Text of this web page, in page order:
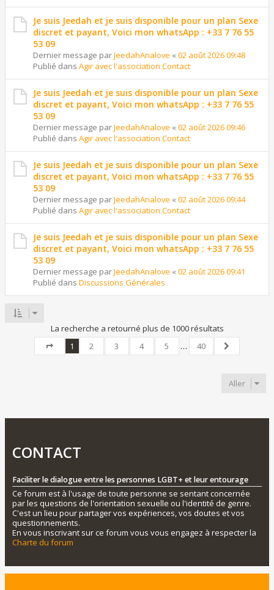
Je suis Jeedah et je suis disponible pour un plan Sexe
discret et payant, Voici mon whatsApp : +33 7 76 55
53 09
Dernier message parJeedahAnalove « 02 août 2026 09:48
Publié dans Agir avec l'association Contact
Je suis Jeedah et je suis disponible pour un plan Sexe
discret et payant, Voici mon whatsApp : +33 7 76 55
53 09
Dernier message parJeedahAnalove « 02 août 2026 09:46
Publié dans Agir avec l'association Contact
Je suis Jeedah et je suis disponible pour un plan Sexe
discret et payant, Voici mon whatsApp : +33 7 76 55
53 09
Dernier message parJeedahAnalove « 02 août 2026 09:44
Publié dans Agir avec l'association Contact
Je suis Jeedah et je suis disponible pour un plan Sexe
discret et payant, Voici mon whatsApp : +33 7 76 55
53 09
Dernier message parJeedahAnalove « 02 août 2026 09:41
Publié dans Discussions Générales
La recherche a retourné plus de 1000 résultats
Page sur40
1 2 3 4 5 …
40
Suivant
Aller
CONTACT
Faciliter le dialogue entre les personnes LGBT+ et leur entourage
Ce forum est à l'usage de toute personne se sentant concernée
par les questions de l'orientation sexuelle ou l'identité de genre.
C'est un lieu pour partager vos expériences, vos doutes et vos
questionnements.
En vous inscrivant sur ce forum vous vous engagez à respecter la
Charte du forum